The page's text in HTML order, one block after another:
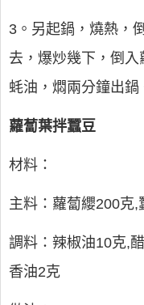
3。另起鍋，燒熱，
去，爆炒幾下，倒
蚝油，燜兩分鐘出鍋
蘿蔔葉拌蠶豆
材料：
主料：蘿蔔纓200克,
調料：辣椒油10克,
香油2克